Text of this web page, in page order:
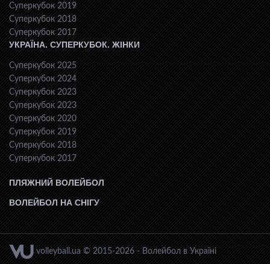
Суперкубок 2019
Суперкубок 2018
Суперкубок 2017
УКРАЇНА. СУПЕРКУБОК. ЖІНКИ
Суперкубок 2025
Суперкубок 2024
Суперкубок 2023
Суперкубок 2023
Суперкубок 2020
Суперкубок 2019
Суперкубок 2018
Суперкубок 2017
ПЛЯЖНИЙ ВОЛЕЙБОЛ
ВОЛЕЙБОЛ НА СНІГУ
volleyball.ua © 2015-2026 - Волейбол в Україні